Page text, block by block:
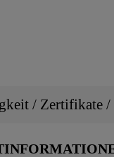
/ Zertifikate /